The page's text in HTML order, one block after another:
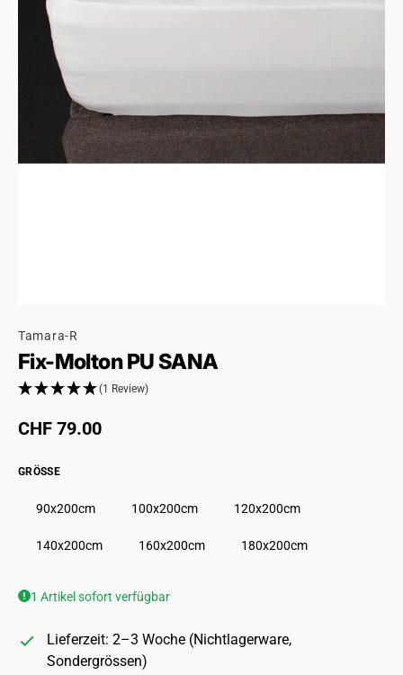
Tamara-R
Fix-Molton PU SANA
(1 Review)
Regulärer Preis
CHF 79.00
GRÖSSE
90x200cm 100x200cm 120x200cm
140x200cm 160x200cm 180x200cm
1 Artikel sofort verfügbar
Lieferzeit: 2–3 Woche (Nichtlagerware,
Sondergrössen)